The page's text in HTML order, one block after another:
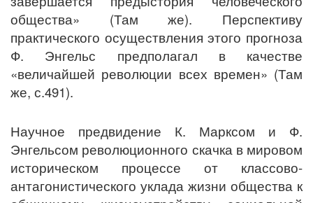
общества» (Там же). Перспективу
практического осуществления этого прогноза
Ф. Энгельс предполагал в качестве
«величайшей революции всех времен» (Там
же, с.491).
Научное предвидение К. Марксом и Ф.
Энгельсом революционного скачка в мировом
историческом процессе от классово-
антагонистического уклада жизни общества к